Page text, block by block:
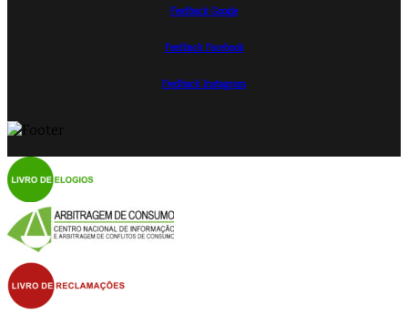
Feedback Google
Feedback Facebook
Feedback Instagram